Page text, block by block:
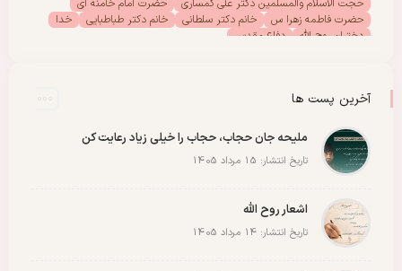
حجت الاسلام والمسلمین دکتر علی کمساری
حضرت امام خامنه ای
حضرت فاطمه زهرا س
خانم دکتر سلطانی خانم دکتر طباطبایی
خدا
دختران روح الله
دفاع مقدس
مادران شهدا
مجمع دختران روح اللهآخرین پست ها
ملیحه جان حجاب، حجاب را خیلی زیاد رعایت کن
تاریخ انتشار: 15 مرداد 1405
اشعار روح الله
تاریخ انتشار: 14 مرداد 1405